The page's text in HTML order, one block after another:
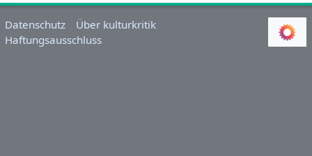
Datenschutz
Über kulturkritik
Haftungsausschluss